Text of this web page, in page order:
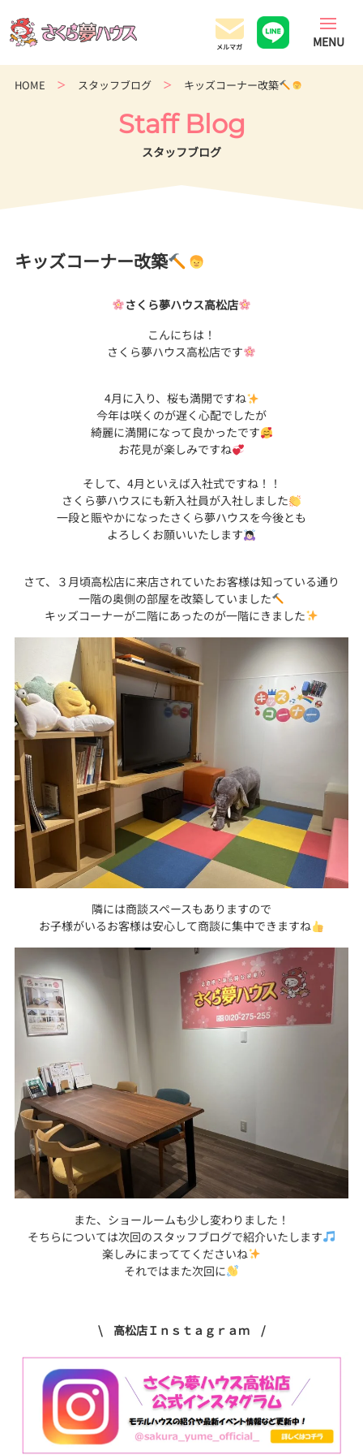
の
超
ー
コ
門
HOME スタッフブログ キッズコーナー改築
Staff Blog
スタッフブログ
キッズコーナー改築
さくら夢ハウス高松店
こんにちは！
さくら夢ハウス高松店です
4月に入り、桜も満開ですね
今年は咲くのが遅く心配でしたが
綺麗に満開になって良かったです
お花見が楽しみですね
そして、4月といえば入社式ですね！！
さくら夢ハウスにも新入社員が入社しました
一段と賑やかになったさくら夢ハウスを今後とも
よろしくお願いいたします
さて、３月頃高松店に来店されていたお客様は知っている通り
一階の奥側の部屋を改築していました
キッズコーナーが二階にあったのが一階にきました
隣には商談スペースもありますので
お子様がいるお客様は安心して商談に集中できますね
また、ショールームも少し変わりました！
そちらについては次回のスタッフブログで紹介いたします
楽しみにまっててくださいね
それではまた次回に
\ 高松店Ｉｎｓｔａｇｒａｍ /